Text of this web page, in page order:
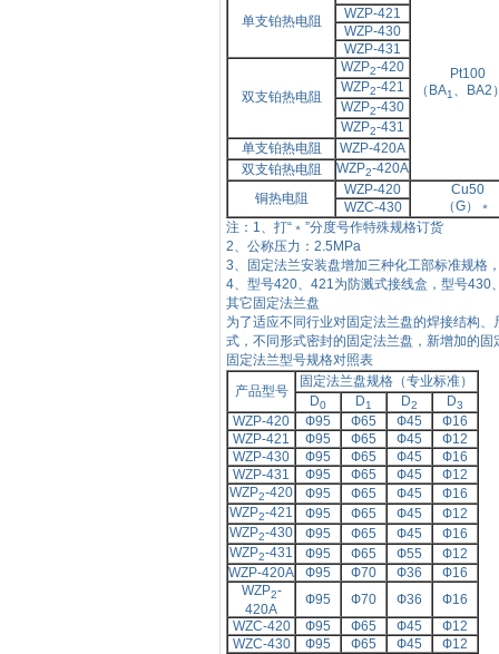
单支铂热电阻
Pt100
（BA1、 BA2
WZP-421
WZP-430
WZP-431
双支铂热电阻
WZP2-420
WZP2-421
WZP2-430
WZP2-431
单支铂热电阻
WZP-420A
双支铂热电阻
WZP2-420A
铜热电阻
WZP-420
Cu50
（G）﹡
WZC-430
注： 1、打“﹡”分度号作特殊规格订货
2、公称压力： 2.5MPa
3、固定法兰安装盘增加三种化工部标准规格
4、型号420、421为防溅式接线盒，型号430
其它固定法兰盘
为了适应不同行业对固定法兰盘的焊接结构
式，不同形式密封的固定法兰盘，新增加的
固定法兰型号规格对照表
产品型号
固定法兰盘规格（专业标准）
D0 D1 D2 D3
WZP-420 Ф95 Ф65 Ф45 Ф16
WZP-421
Ф95 Ф65 Ф45 Ф12
WZP-430
Ф95 Ф65 Ф45 Ф16
WZP-431
Ф95 Ф65 Ф45 Ф12
WZP2-420 Ф95 Ф65 Ф45 Ф16
WZP2-421 Ф95 Ф65 Ф45 Ф12
WZP2-430 Ф95 Ф65 Ф45 Ф16
WZP2-431 Ф95 Ф65 Ф55 Ф12
WZP-420A
Ф95 Ф70 Ф36 Ф16
WZP2-
420A
Ф95 Ф70 Ф36 Ф16
WZC-420
Ф95 Ф65 Ф45 Ф12
WZC-430
Ф95 Ф65 Ф45 Ф12